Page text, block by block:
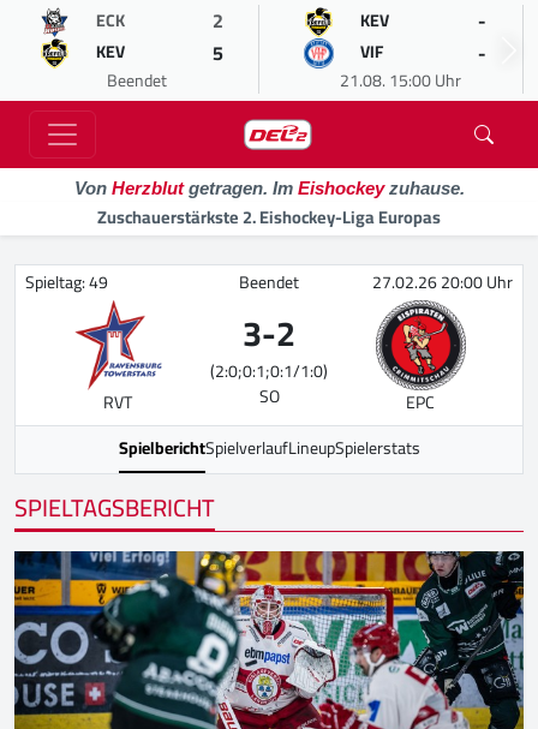
ECK 2
KEV 5
Beendet
KEV -
VIF -
21.08. 15:00 Uhr
Von Herzblutgetragen. Im Eishockeyzuhause.
Zuschauerstärkste 2. Eishockey-Liga Europas
Spieltag: 49 Beendet 27.02.26 20:00 Uhr
RVT
3-2
(2:0;0:1;0:1/1:0)
SO
EPC
SpielberichtSpielverlaufLineupSpielerstats
SPIELTAGSBERICHT